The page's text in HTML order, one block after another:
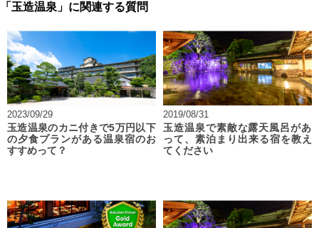
「玉造温泉」に関連する質問
2023/09/29
玉造温泉のカニ付きで5万円以下
の夕食プランがある温泉宿のお
すすめって？
2019/08/31
玉造温泉で素敵な露天風呂があ
って、素泊まり出来る宿を教え
てください